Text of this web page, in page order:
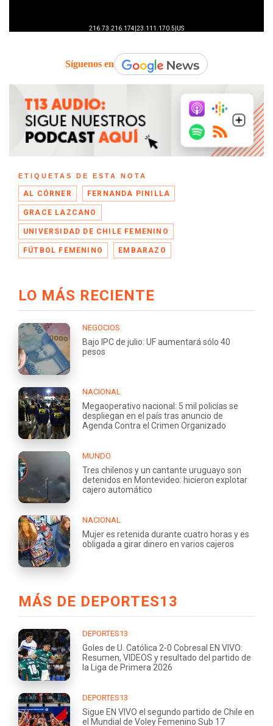
Síguenos en
ETIQUETAS DE ESTA NOTA
AL CÓRNER FERNANDA PINILLA
GRACE LAZCANO
UNIVERSIDAD DE CHILE FEMENINO
FÚTBOL FEMENINO EMBARAZO
LO MÁS RECIENTE
NEGOCIOS
Bajo IPC de julio: UF aumentará sólo 40
pesos
NACIONAL
Megaoperativo nacional: 5 mil policías se
despliegan en el país tras anuncio de
Agenda Contra el Crimen Organizado
MUNDO
Tres chilenos y un cantante uruguayo son
detenidos en Montevideo: hicieron explotar
cajero automático
NACIONAL
Mujer es retenida durante cuatro horas y es
obligada a girar dinero en varios cajeros
MÁS DE DEPORTES13
DEPORTES13
Goles de U. Católica 2-0 Cobresal EN VIVO:
Resumen, VIDEOS y resultado del partido de
la Liga de Primera 2026
DEPORTES13
Sigue EN VIVO el segundo partido de Chile en
el Mundial de Voley Femenino Sub 17